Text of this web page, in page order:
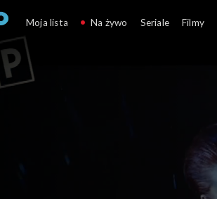
Moja lista Na żywo Seriale Filmy